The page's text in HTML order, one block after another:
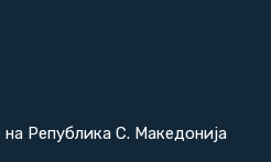
на Република С. Македонија